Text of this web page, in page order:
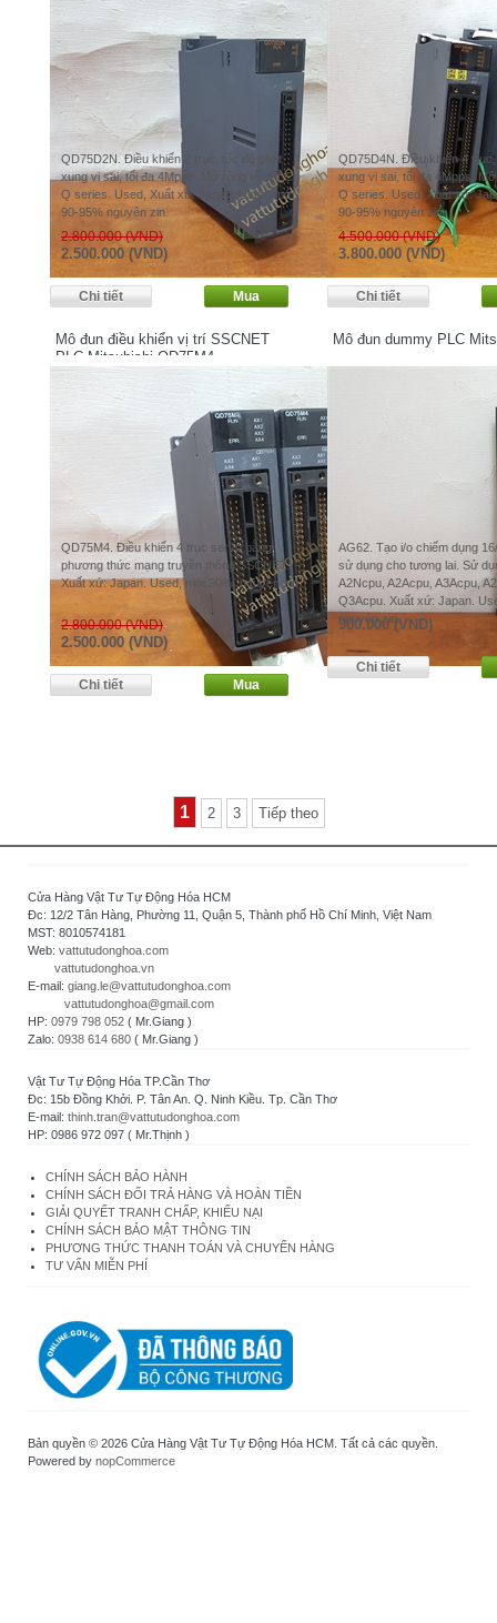
QD75D2N. Điều khiển 2 trục, tốc độ phát
xung vi sai, tối đa 4Mpps. Mở rộng với PLC
Q series. Used, Xuất xứ: Japan. Used, mới
90-95% nguyên zin.
2.800.000 (VND)
2.500.000 (VND)
QD75D4N. Điều khiển 4
xung vi sai, tối đa 4Mpps.
Q series. Used, Xuất xứ:
90-95% nguyên zin.
4.500.000 (VND)
3.800.000 (VND)
Mô đun điều khiển vị trí SSCNET
PLC Mitsubishi QD75M4
QD75M4. Điều khiển 4 trục servo bằng
phương thức mạng truyền thông SSCNET.
Xuất xứ: Japan. Used, mới 90%, nguyên zin.
2.800.000 (VND)
2.500.000 (VND)
Mô đun dummy PLC
AG62. Tạo i/o chiếm dụng
sử dụng cho tương lai. Sử
A2Ncpu, A2Acpu, A3Acpu,
Q3Acpu. Xuất xứ: Japan.
nguyên zin.
900.000 (VND)
1 2 3 Tiếp theo
Cửa Hàng Vật Tư Tự Động Hóa HCM
Đc: 12/2 Tân Hàng, Phường 11, Quận 5, Thành phố Hồ Chí Minh, Việt Nam
MST: 8010574181
Web: vattutudonghoa.com
vattutudonghoa.vn
E-mail: giang.le@vattutudonghoa.com
vattutudonghoa@gmail.com
HP: 0979 798 052 ( Mr.Giang )
Zalo: 0938 614 680 ( Mr.Giang )
Vật Tư Tự Động Hóa TP.Cần Thơ
Đc: 15b Đồng Khởi. P. Tân An. Q. Ninh Kiều. Tp. Cần Thơ
E-mail: thinh.tran@vattutudonghoa.com
HP: 0986 972 097 ( Mr.Thịnh )
CHÍNH SÁCH BẢO HÀNH
CHÍNH SÁCH ĐỔI TRẢ HÀNG VÀ HOÀN TIỀN
GIẢI QUYẾT TRANH CHẤP, KHIẾU NẠI
CHÍNH SÁCH BẢO MẬT THÔNG TIN
PHƯƠNG THỨC THANH TOÁN VÀ CHUYỂN HÀNG
TƯ VẤN MIỄN PHÍ
Bản quyền © 2026 Cửa Hàng Vật Tư Tự Động Hóa HCM. Tất cả các quyền.
Powered by nopCommerce